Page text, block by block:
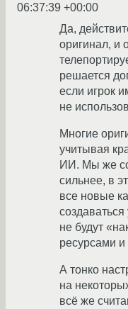
06:37:39 +00:00
Да,
оригинал, и
решается
если игрок
не
Многие
учитывая
ИИ. Мы же
сильнее, в
все новые
не будут
ресурсами
А тонко
на
всё же